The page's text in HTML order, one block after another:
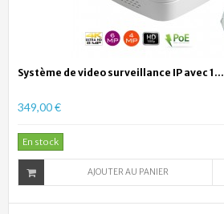
Système de video surveillance IP avec 1...
349,00 €
En stock
AJOUTER AU PANIER